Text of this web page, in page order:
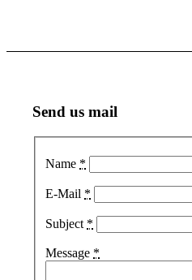
Send us mail
Name *
E-Mail *
Subject *
Message *